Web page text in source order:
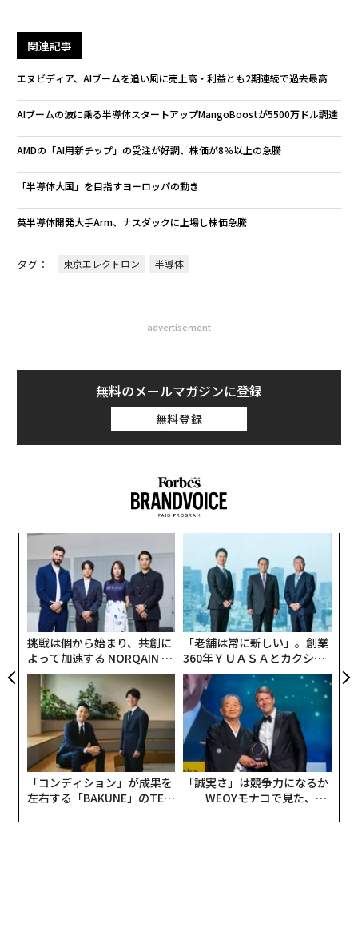
関連記事
エヌビディア、AIブームを追い風に売上高・利益とも2期連続で過去最高
AIブームの波に乗る半導体スタートアップMangoBoostが5500万ドル調達
AMDの「AI用新チップ」の受注が好調、株価が8％以上の急騰
「半導体大国」を目指すヨーロッパの動き
英半導体開発大手Arm、ナスダックに上場し株価急騰
タグ： 東京エレクトロン 半導体
advertisement
無料のメールマガジンに登録
無料登録
挑戦は個から始まり、共創に
よって加速する NORQAIN JA
PAN 特別座談会
「老舗は常に新しい」。創業
360年ＹＵＡＳＡとカクシン
CEO田尻望が語る、AIを超え
る人の価値
「コンディション」が成果を
左右する――「BAKUNE」のTEN
「誠実さ」は競争力になるか
──WEOYモナコで見た、く